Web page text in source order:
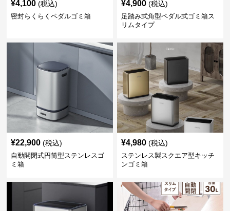
¥4,100 (税込)
密封らくらくペダルゴミ箱
¥4,900 (税込)
足踏み式角型ペダル式ゴミ箱ス
リムタイプ
¥22,900 (税込)
自動開閉式円筒型ステンレスゴ
ミ箱
¥4,980 (税込)
ステンレス製スクエア型キッチ
ンゴミ箱